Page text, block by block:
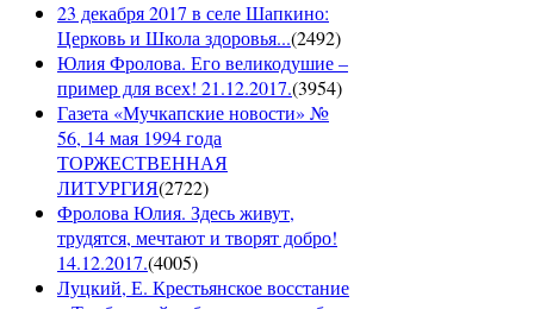
23 декабря 2017 в селе Шапкино:
Церковь и Школа здоровья...(2492)
Юлия Фролова. Его великодушие –
пример для всех! 21.12.2017.(3954)
Газета «Мучкапские новости» №
56, 14 мая 1994 года
ТОРЖЕСТВЕННАЯ
ЛИТУРГИЯ(2722)
Фролова Юлия. Здесь живут,
трудятся, мечтают и творят добро!
14.12.2017.(4005)
Луцкий, Е. Крестьянское восстание